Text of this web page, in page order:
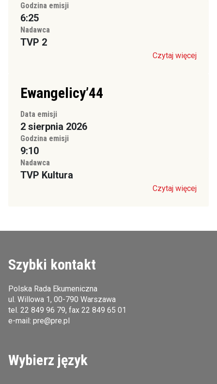
Godzina emisji
6:25
Nadawca
TVP 2
Czytaj więcej
Ewangelicy’44
Data emisji
2 sierpnia 2026
Godzina emisji
9:10
Nadawca
TVP Kultura
Czytaj więcej
Szybki kontakt
Polska Rada Ekumeniczna
ul. Willowa 1, 00-790 Warszawa
tel. 22 849 96 79, fax 22 849 65 01
e-mail: pre@pre.pl
Wybierz język